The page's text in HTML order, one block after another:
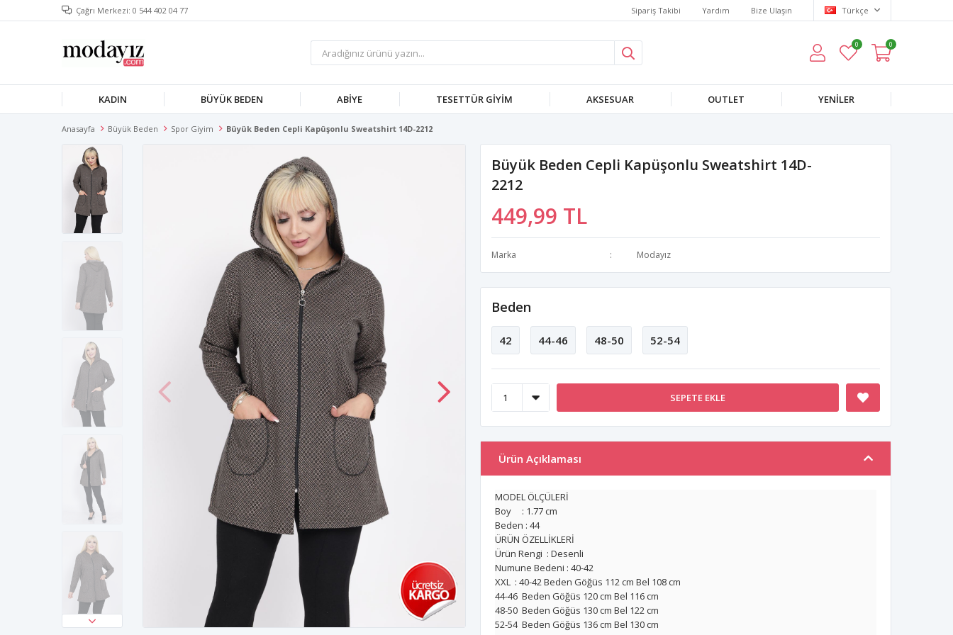
Çağrı Merkezi: 0 544 402 04 77 Sipariş Takibi Yardım Bize Ulaşın Türkçe
0 0
KADIN BÜYÜK BEDEN ABIYE TESETTÜR GIYIM AKSESUAR OUTLET YENILER
Anasayfa Büyük Beden Spor Giyim Büyük Beden Cepli Kapüşonlu Sweatshirt 14D-2212
Büyük Beden Cepli Kapüşonlu Sweatshirt 14D-
2212
449,99 TL
Marka Modayız
Beden
42 44-46 48-50 52-54
SEPETE EKLE
Ürün Açıklaması
MODEL ÖLÇÜLERİ
Boy : 1.77 cm
Beden : 44
ÜRÜN ÖZELLİKLERİ
Ürün Rengi : Desenli
Numune Bedeni : 40-42
XXL : 40-42 Beden Göğüs 112 cm Bel 108 cm
44-46 Beden Göğüs 120 cm Bel 116 cm
48-50 Beden Göğüs 130 cm Bel 122 cm
52-54 Beden Göğüs 136cm Bel 130cm